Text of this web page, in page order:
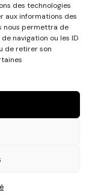
des technologies
aux informations des
nous permettra de
navigation ou les ID
de retirer son